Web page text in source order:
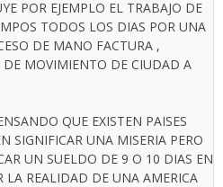
POR EJEMPLO EL TRABAJO DE
TODOS LOS DIAS POR UNA
DE MANO FACTURA ,
DE MOVIMIENTO DE CIUDAD A
QUE EXISTEN PAISES
SIGNIFICAR UNA MISERIA PERO
UN SUELDO DE 9 O 10 DIAS EN
LA REALIDAD DE UNA AMERICA